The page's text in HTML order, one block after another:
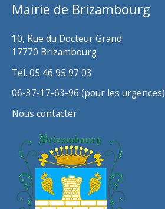
Mairie de Brizambourg
10, Rue du Docteur Grand
17770 Brizambourg
Tél. 05 46 95 97 03
06-37-17-63-96 (pour les urgences)
Nous contacter